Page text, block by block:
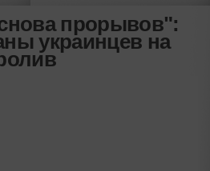
прорывов":
украинцев на